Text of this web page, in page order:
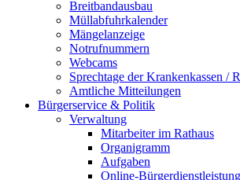
Breitbandausbau
Müllabfuhrkalender
Mängelanzeige
Notrufnummern
Webcams
Sprechtage der Krankenkassen /
Amtliche Mitteilungen
Bürgerservice & Politik
Verwaltung
Mitarbeiter im Rathaus
Organigramm
Aufgaben
Online-